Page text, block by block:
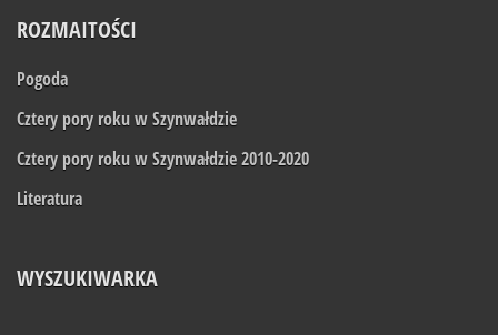
ROZMAITOŚCI
Pogoda
Cztery pory roku w Szynwałdzie
Cztery pory roku w Szynwałdzie 2010-2020
Literatura
WYSZUKIWARKA